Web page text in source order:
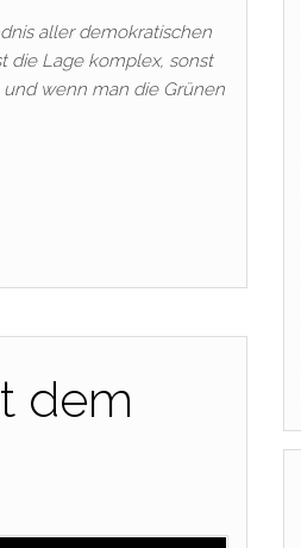
aller demokratischen
die Lage komplex, sonst
wenn man die Grünen
dem